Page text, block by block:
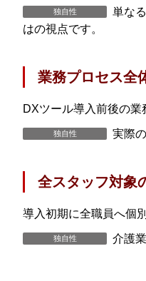
独自性
単な
はの視点です。
業務プロセス全
DXツール導入前後の業
独自性 実際
全スタッフ対象
導入初期に全職員へ個
独自性 介護